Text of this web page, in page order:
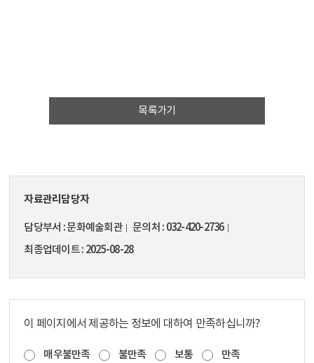
목록가기
자료관리담당자
담당부서 문화예술회관 문의처
032-420-2736
최종업데이트 2025-08-28
이 페이지에서 제공하는 정보에 대하여 만족하십니까?
매우불만족 불만족 보통
만족